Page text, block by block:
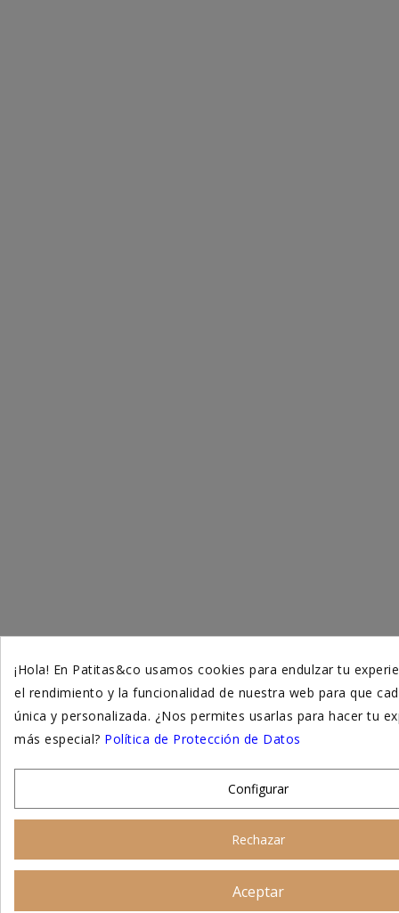
¡Hola! En Patitas&co usamos cookies para endulzar tu
el rendimiento y la funcionalidad de nuestra web para que
única y personalizada. ¿Nos permites usarlas para hacer tu
más especial? Política de Protección de Datos
Configurar
Rechazar
Aceptar